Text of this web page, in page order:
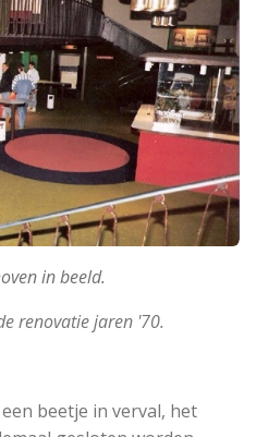
in beeld.
renovatie jaren '70.
beetje in verval, het